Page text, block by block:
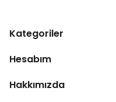
Kategoriler
Hesabım
Hakkımızda